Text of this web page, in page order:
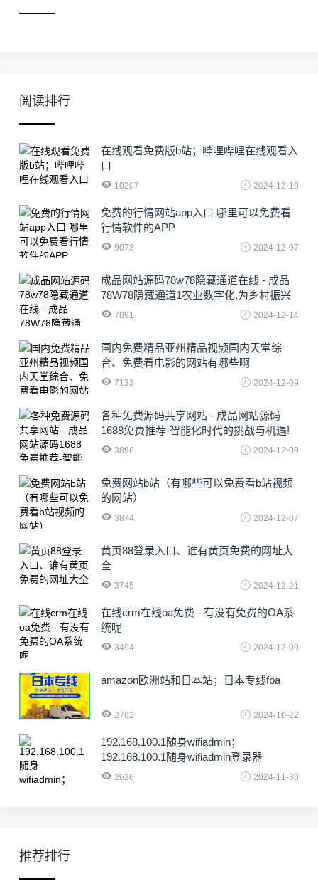
阅读排行
在线观看免费版b站；哔哩哔哩在线观看入
口
10207 2024-12-10
免费的行情网站app入口 哪里可以免费看
行情软件的APP
9073 2024-12-07
成品网站源码78w78隐藏通道在线 - 成品
78W78隐藏通道1农业数字化,为乡村振兴
注入新动力
7891 2024-12-14
国内免费精品亚州精品视频国内天堂综
合、免费看电影的网站有哪些啊
7133 2024-12-09
各种免费源码共享网站 - 成品网站源码
1688免费推荐-智能化时代的挑战与机遇!
3896 2024-12-09
免费网站b站（有哪些可以免费看b站视频
的网站）
3874 2024-12-07
黄页88登录入口、谁有黄页免费的网址大
全
3745 2024-12-21
在线crm在线oa免费 - 有没有免费的OA系
统呢
3494 2024-12-09
amazon欧洲站和日本站；日本专线fba
2782 2024-10-22
192.168.100.1随身wifiadmin；
192.168.100.1随身wifiadmin登录器
2626 2024-11-30
推荐排行